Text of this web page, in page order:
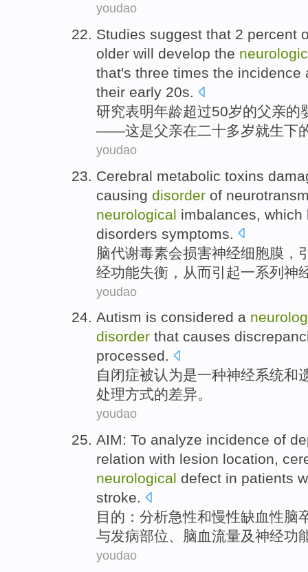
youdao
Studies suggest that 2 percent
older will develop the
that's three times the incidence
their early 20s.
研究表明年龄超过50岁的父亲的
——这是父亲在二十多岁就生下
youdao
Cerebral metabolic toxins
causing disorder of
neurological imbalances which
disorders symptoms
脑代谢毒素会损害神经细胞膜 ，
经功能失衡 ， 从而引起一系列神
youdao
Autism is considered a
disorder that causes
processed.
自闭症被认为是一种神经系统和
处理方式的差异。
youdao
AIM: To analyze incidence of
relation with lesion location,
neurological defect in patients
stroke.
目的 ： 分析急性和慢性缺血性脑
与发病部位、 脑血流量及神经功
youdao